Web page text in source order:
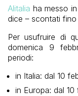
Alitalia ha messo
dice – scontati
Per usufruire di
domenica 9
periodi:
in Italia: dal 10
in Europa: dal